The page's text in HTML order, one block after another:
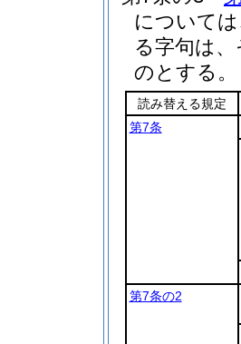
について
る字句は
のとする。
読み替える規定
第7条
第7条の2